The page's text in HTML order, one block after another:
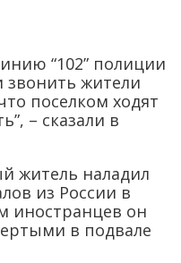
“102” полиции
звонить жители
поселком ходят
– сказали в
житель наладил
из России в
иностранцев он
в подвале